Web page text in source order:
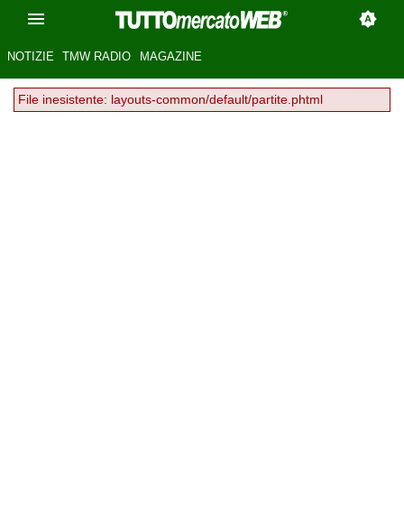
NOTIZIE TMW RADIO MAGAZINE
File inesistente: layouts-common/default/partite.phtml